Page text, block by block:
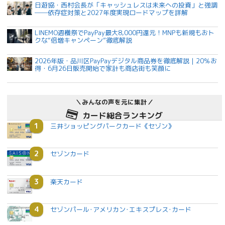
日遊協・西村会長が「キャッシュレスは未来への投資」と強調
──依存症対策と2027年度実現ロードマップを詳解
LINEMO週穫祭でPayPay最大8,000円還元！MNPも新規もおト
クな“倍増キャンペーン”徹底解説
2026年版・品川区PayPayデジタル商品券を徹底解説｜20％お
得・6月26日販売開始で家計も商店街も笑顔に
＼みんなの声を元に集計／
カード総合ランキング
1 三井ショッピングパークカード《セゾン》
2 セゾンカード
3 楽天カード
4 セゾンパール･アメリカン･エキスプレス･カード